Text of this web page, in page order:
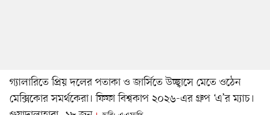
গ্যালারিতে প্রিয় দলের পতাকা ও জার্সিতে উচ্ছ্বাসে মেতে ওঠেন
মেক্সিকোর সমর্থকেরা। ফিফা বিশ্বকাপ ২০২৬-এর গ্রুপ ‘এ’র ম্যাচ।